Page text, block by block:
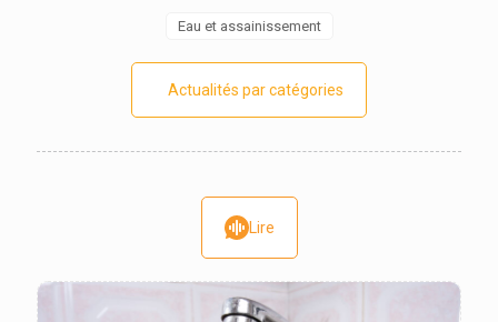
Eau et assainissement
Actualités par catégories
Lire